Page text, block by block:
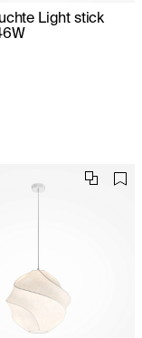
Light stick